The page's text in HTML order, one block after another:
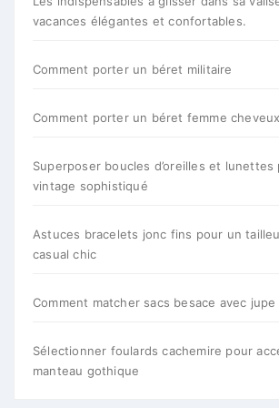
vacances élégantes et confortables.
Comment porter un béret militaire
Comment porter un béret femme
Superposer boucles d’oreilles et lunettes
vintage sophistiqué
Astuces bracelets jonc fins pour un
casual chic
Comment matcher sacs besace avec
Sélectionner foulards cachemire pour
manteau gothique